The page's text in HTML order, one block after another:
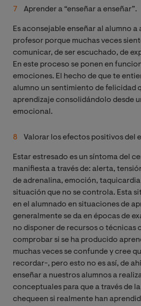
Aprender a “enseñar a enseñar”.
Es aconsejable enseñar al alumno a
profesor porque muchas veces
comunicar, de ser escuchado, de
En este proceso se ponen en
emociones. El hecho de que te
alumno un sentimiento de felicidad
aprendizaje consolidándolo desde
emocional.
Valorar los efectos positivos del
Estar estresado es un síntoma del
manifiesta a través de: alerta,
de adrenalina, emoción,
situación que no se controla. Esta
en el alumnado en situaciones de
generalmente se da en épocas de
no disponer de recursos o técnicas
comprobar si se ha producido
muchas veces se confunde y cree
recordar-, pero esto no es así, de
enseñar a nuestros alumnos a
conceptuales para que a través de
chequeen si realmente han